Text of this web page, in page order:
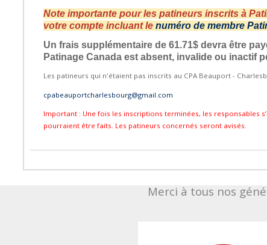
Note importante pour les patineurs inscrits à
votre compte incluant lenuméro de membre
Un frais supplémentaire de 61.71$ devra être
Patinage Canada est absent, invalide ou inactif
Les patineurs qui n'étaient pas inscrits au CPA Beauport -
cpabeauportcharlesbourg@gmail.com
Important : Une fois les inscriptions terminées, les responsables
pourraient être faits. Les patineurs concernés seront avisés.
Merci à tous nos